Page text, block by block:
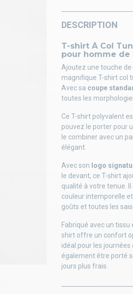
DESCRIPTION
T-shirt À Col
pour homme de
Ajoutez une touche
magnifique T-shirt col
Avec sa coupe
toutes les
Ce T-shirt polyvalent
pouvez le porter pour
le combiner avec un
élégant.
Avec son logo
le devant, ce T-shirt
qualité à votre tenue.
couleur intemporelle
goûts et toutes les
Fabriqué avec un tissu
shirt offre un confort
idéal pour les
également être porté
jours plus frais.